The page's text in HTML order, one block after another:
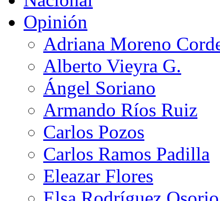
Opinión
Adriana Moreno
Alberto Vieyra G.
Ángel Soriano
Armando Ríos Ruiz
Carlos Pozos
Carlos Ramos Padilla
Eleazar Flores